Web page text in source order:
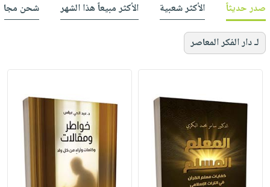
صدر حديثاً الأكثر شعبية الأكثر مبيعاً هذا الشهر شحن
لـ دار الفكر المعاصر